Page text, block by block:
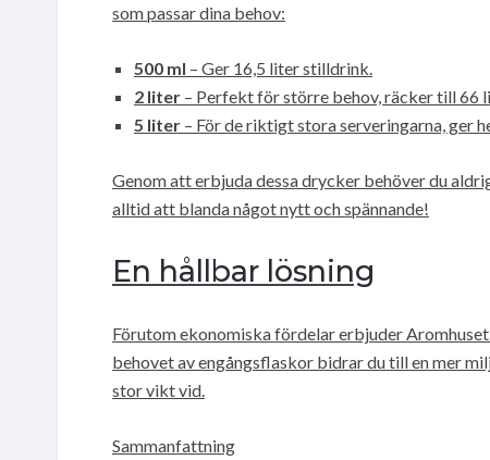
som passar dina behov:
500 ml – Ger 16,5 liter stilldrink.
2 liter – Perfekt för större behov, räcker till 66
5 liter – För de riktigt stora serveringarna, ger
Genom att erbjuda dessa drycker behöver du
alltid att blanda något nytt och spännande!
En hållbar lösning
Förutom ekonomiska fördelar erbjuder Aromhuset
behovet av engångsflaskor bidrar du till en mer
stor vikt vid.
Sammanfattning